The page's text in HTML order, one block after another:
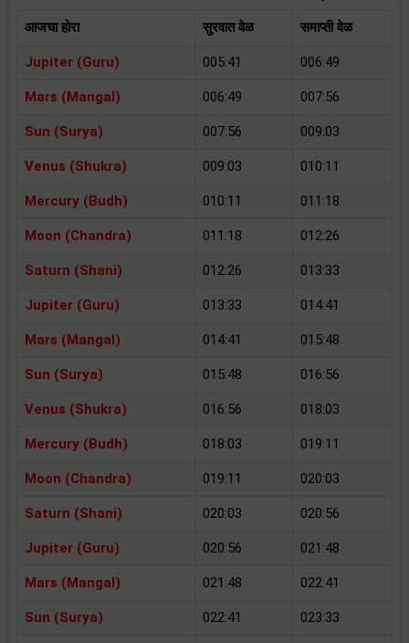
आजचा होरा सुरवात वेळ समाप्ती वेळ
Jupiter (Guru) 005:41 006:49
Mars (Mangal) 006:49 007:56
Sun (Surya) 007:56 009:03
Venus (Shukra) 009:03 010:11
Mercury (Budh) 010:11 011:18
Moon (Chandra) 011:18 012:26
Saturn (Shani) 012:26 013:33
Jupiter (Guru) 013:33 014:41
Mars (Mangal) 014:41 015:48
Sun (Surya) 015:48 016:56
Venus (Shukra) 016:56 018:03
Mercury (Budh) 018:03 019:11
Moon (Chandra) 019:11 020:03
Saturn (Shani) 020:03 020:56
Jupiter (Guru) 020:56 021:48
Mars (Mangal) 021:48 022:41
Sun (Surya) 022:41 023:33